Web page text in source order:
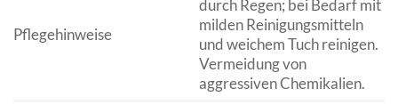
Pflegehinweise
durch Regen; bei Bedarf mit
milden Reinigungsmitteln
und weichem Tuch reinigen.
Vermeidung von
aggressiven Chemikalien.